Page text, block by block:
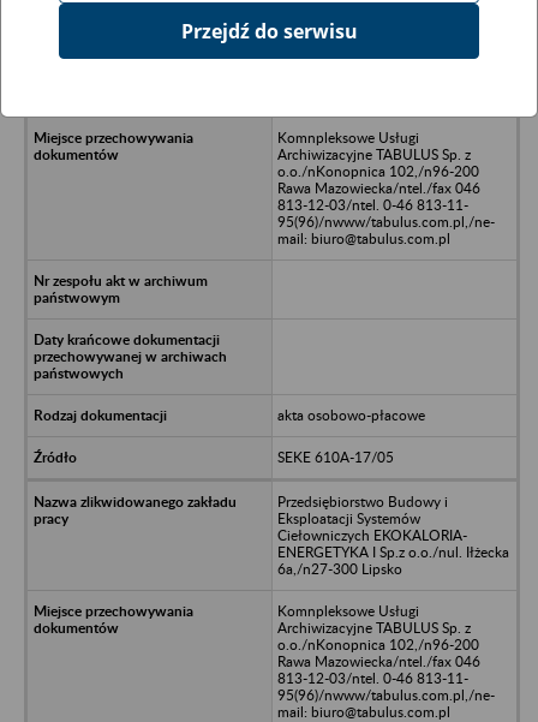
STRAIGHT/nDoradztwo Personalne
Komnpleksowe Usługi
Archiwizacyjne TABULUS Sp. z
o.o./nKonopnica 102,/n96-200
Rawa Mazowiecka/ntel./fax 046
813-12-03/ntel. 0-46 813-11-
95(96)/nwww/tabulus.com.pl,/ne-
mail: biuro@tabulus.com.pl
akta osobowo-płacowe
SEKE 610A-17/05
Przedsiębiorstwo Budowy i
Eksploatacji Systemów
Ciełowniczych EKOKALORIA-
ENERGETYKA I Sp.z o.o./nul. Iłżecka
6a,/n27-300 Lipsko
Komnpleksowe Usługi
Archiwizacyjne TABULUS Sp. z
o.o./nKonopnica 102,/n96-200
Rawa Mazowiecka/ntel./fax 046
813-12-03/ntel. 0-46 813-11-
95(96)/nwww/tabulus.com.pl,/ne-
mail: biuro@tabulus.com.pl
Przejdź do serwisu